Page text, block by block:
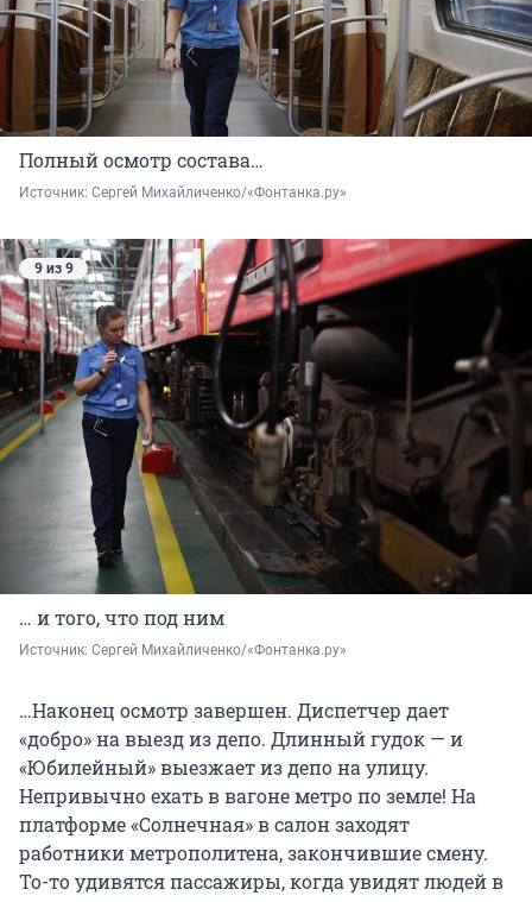
Полный осмотр состава…
Источник: Сергей Михайличенко/«Фонтанка.ру»
9 из 9
… и того, что под ним
Источник: Сергей Михайличенко/«Фонтанка.ру»
…Наконец осмотр завершен. Диспетчер дает
«добро» на выезд из депо. Длинный гудок — и
«Юбилейный» выезжает из депо на улицу.
Непривычно ехать в вагоне метро по земле! На
платформе «Солнечная» в салон заходят
работники метрополитена, закончившие смену.
То-то удивятся пассажиры, когда увидят людей в